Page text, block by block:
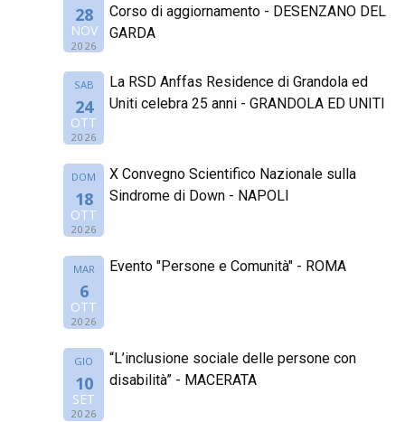
28
NOV
2026
Corso di aggiornamento - DESENZANO DEL
GARDA
SAB
24
OTT
2026
La RSD Anffas Residence di Grandola ed
Uniti celebra 25 anni - GRANDOLA ED UNITI
DOM
18
OTT
2026
X Convegno Scientifico Nazionale sulla
Sindrome di Down - NAPOLI
MAR
6
OTT
2026
Evento "Persone e Comunità" - ROMA
GIO
10
SET
2026
“L’inclusione sociale delle persone con
disabilità” - MACERATA